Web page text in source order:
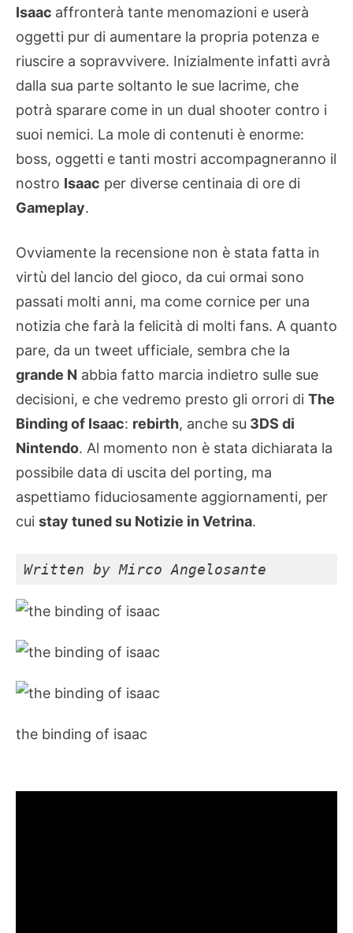
Isaac affronterà tante menomazioni e userà
oggetti pur di aumentare la propria potenza e
riuscire a sopravvivere. Inizialmente infatti avrà
dalla sua parte soltanto le sue lacrime, che
potrà sparare come in un dual shooter contro i
suoi nemici. La mole di contenuti è enorme:
boss, oggetti e tanti mostri accompagneranno il
nostro Isaac per diverse centinaia di ore di
Gameplay.
Ovviamente la recensione non è stata fatta in
virtù del lancio del gioco, da cui ormai sono
passati molti anni, ma come cornice per una
notizia che farà la felicità di molti fans. A quanto
pare, da un tweet ufficiale, sembra che la
grande N abbia fatto marcia indietro sulle sue
decisioni, e che vedremo presto gli orrori di The
Binding of Isaac: rebirth, anche su 3DS di
Nintendo. Al momento non è stata dichiarata la
possibile data di uscita del porting, ma
aspettiamo fiduciosamente aggiornamenti, per
cui stay tuned su Notizie in Vetrina.
Written by Mirco Angelosante
the binding of isaac